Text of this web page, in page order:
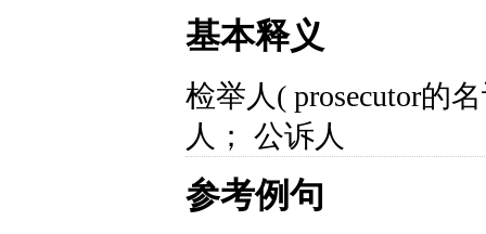
基本释义
检举人( prosecutor的
人； 公诉人
参考例句